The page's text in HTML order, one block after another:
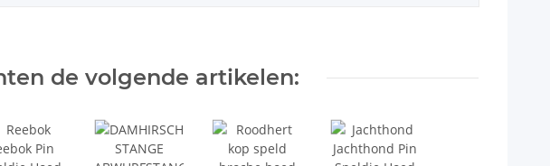
de volgende artikelen: